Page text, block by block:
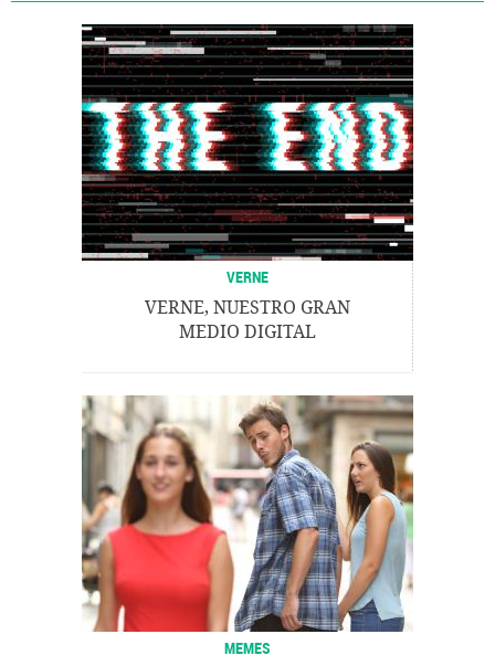
VERNE
VERNE, NUESTRO GRAN
MEDIO DIGITAL
MEMES